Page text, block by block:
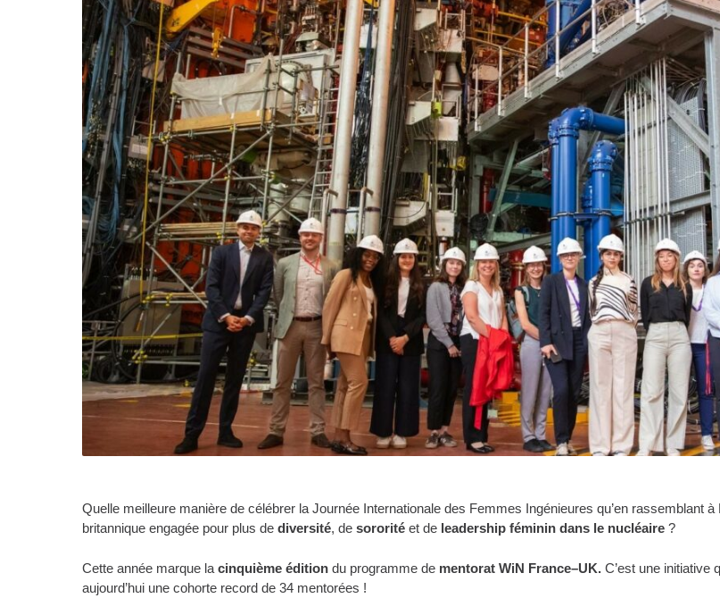
Quelle meilleure manière de célébrer la Journée Internationale des Femmes Ingénieures qu’en rassemblant
britannique engagée pour plus de diversité, de sororitéet de leadership féminin dans le nucléaire?
Cette année marque lacinquième éditiondu programme de mentorat WiN France–UK.C’est une initiative
aujourd’hui une cohorte record de 34 mentorées !